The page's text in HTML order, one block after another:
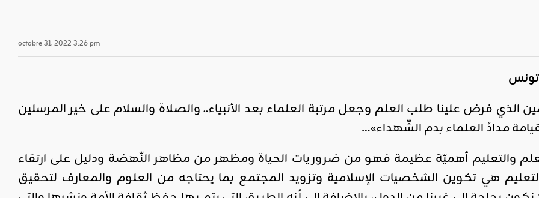
octobre 31, 2022 3:26 pm
تونس
الذي فرض علينا طلب العلم وجعل مرتبة العلماء بعد الأنبياء.. والصلاة والسلام على خير المرسلين
مدادُ العلماء بدم الشّهداء»…
والتعليم أهميّة عظيمة فهو من ضروريات الحياة ومظهر من مظاهر النّهضة ودليل على ارتقاء
هي تكوين الشخصيات الإسلامية وتزويد المجتمع بما يحتاجه من العلوم والمعارف لتحقيق